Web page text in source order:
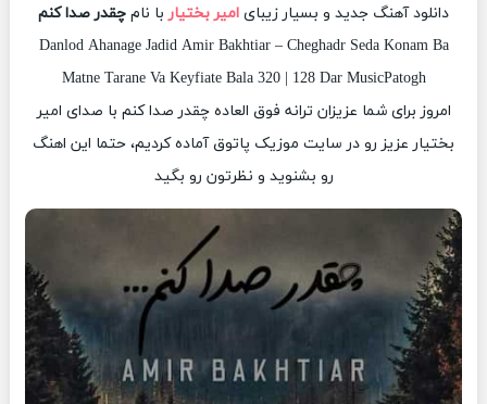
دانلود آهنگ جدید و بسیار زیبای امیر بختیاربا نام چقدر صدا کنم
Danlod Ahanage Jadid Amir Bakhtiar – Cheghadr Seda Konam Ba
Matne Tarane Va Keyfiate Bala 320 | 128 Dar MusicPatogh
امروز برای شما عزیزان ترانه فوق العاده چقدر صدا کنم با صدای امیر
بختیار عزیز رو در سایت موزیک پاتوق آماده کردیم، حتما این اهنگ
رو بشنوید و نظرتون رو بگید